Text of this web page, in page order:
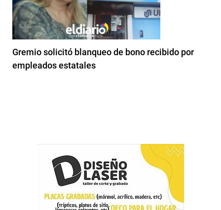
Gremio solicitó blanqueo de bono recibido por
empleados estatales